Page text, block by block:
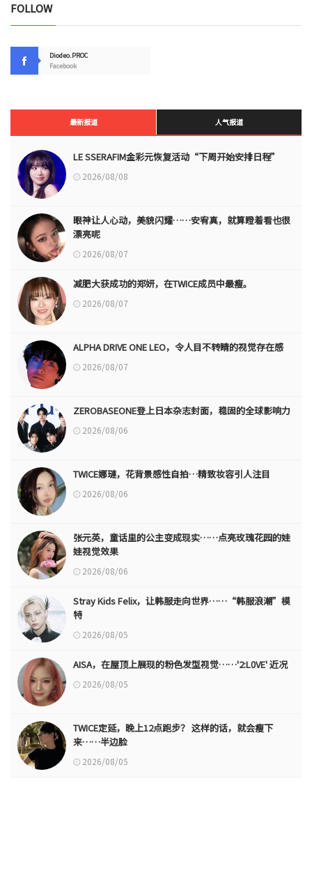
FOLLOW
Diodeo.PROC
Facebook
最新报道 人气报道
LE SSERAFIM金彩元恢复活动“下周开始安排日程”
2026/08/08
眼神让人心动，美貌闪耀……安宥真，就算瞪着看也很
漂亮呢
2026/08/07
减肥大获成功的郑妍，在TWICE成员中最瘦。
2026/08/07
ALPHA DRIVE ONE LEO，令人目不转睛的视觉存在感
2026/08/07
ZEROBASEONE登上日本杂志封面，稳固的全球影响力
2026/08/06
TWICE娜璉，花背景感性自拍…精致妆容引人注目
2026/08/06
张元英，童话里的公主变成现实……点亮玫瑰花园的娃
娃视觉效果
2026/08/06
Stray Kids Felix，让韩服走向世界……“韩服浪潮”模
特
2026/08/05
AISA，在屋顶上展现的粉色发型视觉……'2:L0VE' 近况
2026/08/05
TWICE定延，晚上12点跑步？ 这样的话，就会瘦下
来……半边脸
2026/08/05